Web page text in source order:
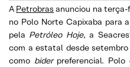
A Petrobras anunciou na terça-
no Polo Norte Capixaba para
pela Petróleo Hoje, a
com a estatal desde
como biderpreferencial. Polo